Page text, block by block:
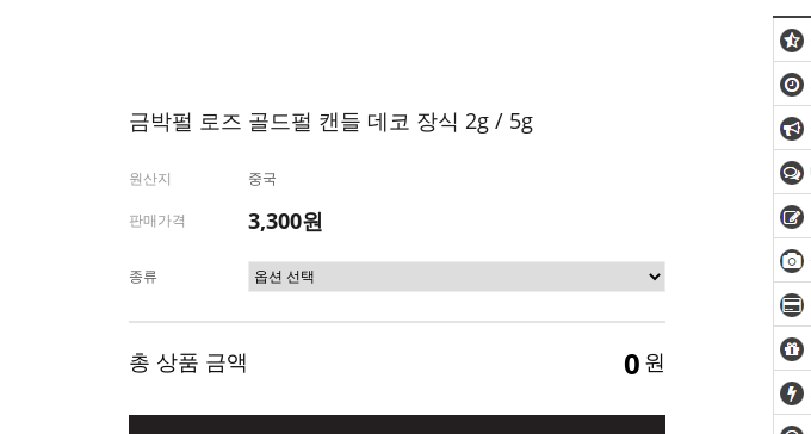
금박펄 로즈 골드펄 캔들 데코 장식 2g / 5g
원산지 중국
판매가격 3,300원
종류
총 상품 금액 0 원